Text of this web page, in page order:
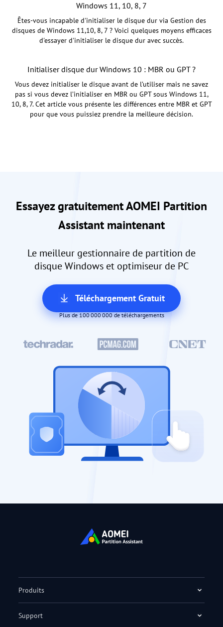
Windows 11, 10, 8, 7
Êtes-vous incapable d'initialiser le disque dur via Gestion des
disques de Windows 11,10, 8, 7 ? Voici quelques moyens efficaces
d'essayer d'initialiser le disque dur avec succès.
Initialiser disque dur Windows 10 : MBR ou GPT ?
Vous devez initialiser le disque avant de l’utiliser mais ne savez
pas si vous devez l’initialiser en MBR ou GPT sous Windows 11,
10, 8, 7. Cet article vous présente les différences entre MBR et GPT
pour que vous puissiez prendre la meilleure décision.
Essayez gratuitement AOMEI Partition
Assistant maintenant
Le meilleur gestionnaire de partition de
disque Windows et optimiseur de PC
Téléchargement Gratuit
Plus de 100 000 000 de téléchargements
Produits
Support